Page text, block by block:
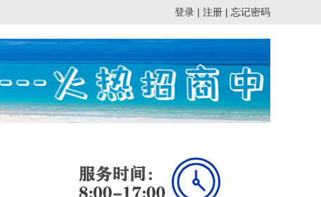
登录 | 注册 | 忘记密码